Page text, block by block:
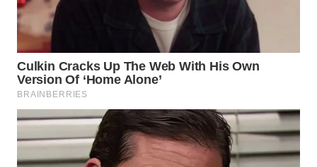
SOLO
WN
BOROBUDUR
WN
MADURA
WN
SURABAYA